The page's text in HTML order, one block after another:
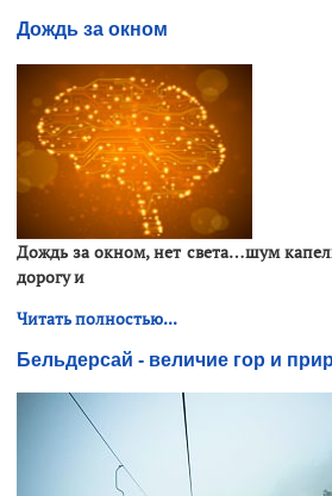
Дождь за окном
Дождь за окном, нет света…шум
дорогу и
Читать полностью...
Бельдерсай - величие гор и